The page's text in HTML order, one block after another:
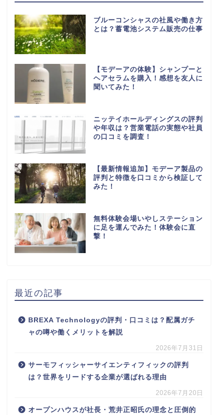
ブルーコンシャスの社風や働き方
とは？蓄電池システム販売の仕事
【モデーアの体験】シャンプーと
ヘアセラムを購入！感想を友人に
聞いてみた！
ニッテイホールディングスの評判
や年収は？営業電話の実態や社員
の口コミを調査！
【最新情報追加】モデーア製品の
評判と特徴を口コミから検証して
みた！
無料体験会場いやしステーション
に足を運んでみた！体験会に直
撃！
最近の記事
BREXA Technologyの評判・口コミは？配属ガチ
ャの噂や働くメリットを解説
2026年7月31日
サーモフィッシャーサイエンティフィックの評判
は？世界をリードする企業が選ばれる理由
2026年7月20日
オープンハウスが社長・荒井正昭氏の理念と圧倒的